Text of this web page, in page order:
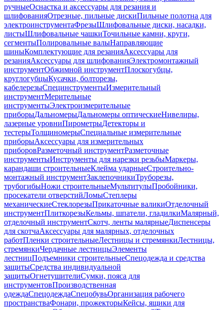
ручныеОснастка и аксессуары для резания и
шлифованияОтрезные, пильные дискиПильные полотна для
электроинструментаФрезыШлифовальные диски, насадки,
листыШлифовальные чашкиТочильные камни, круги,
сегментыПолировальные валыНаправляющие
шиныКомплектующие для резанияАксессуары для
резанияАксессуары для шлифованияЭлектромонтажный
инструментОбжимной инструментПлоскогубцы,
круглогубцыКусачки, болторезы,
кабелерезыСпецинструментыИзмерительный
инструментМерительные
инструментыЭлектроизмерительные
приборыДальномерыДальномеры оптическиеНивелиры,
лазерные уровниПирометрыДетекторы и
тестерыТолщиномерыСпециальные измерительные
приборыАксессуары для измерительных
приборовРазметочный инструментРазметочные
инструментыИнструменты для нарезки резьбыМаркеры,
карандаши строительныеКлейма ударныеСтроительно-
монтажный инструментЗаклепочникиТруборезы,
трубогибыНожи строительныеМультитулыПробойники,
просекатели отверстийЛомыСтеплеры
механическиеСтеклорезыПрикаточные валикиОтделочный
инструментПлиткорезыКельмы, шпатели, гладилкиМалярный,
отделочный инструментСкотч, ленты малярныеДиспенсеры
для скотчаАксессуары для малярных, отделочных
работПленки строительныеЛестницы и стремянкиЛестницы,
стремянкиЧердачные лестницыЭлементы
лестницПодъемники строительныеСпецодежда и средства
защитыСредства индивидуальной
защитыОгнетушителиСумки, пояса для
инструментовПроизводственная
одеждаСпецодеждаСпецобувьОрганизация рабочего
пространстваФонари, прожекторыКейсы, ящики для